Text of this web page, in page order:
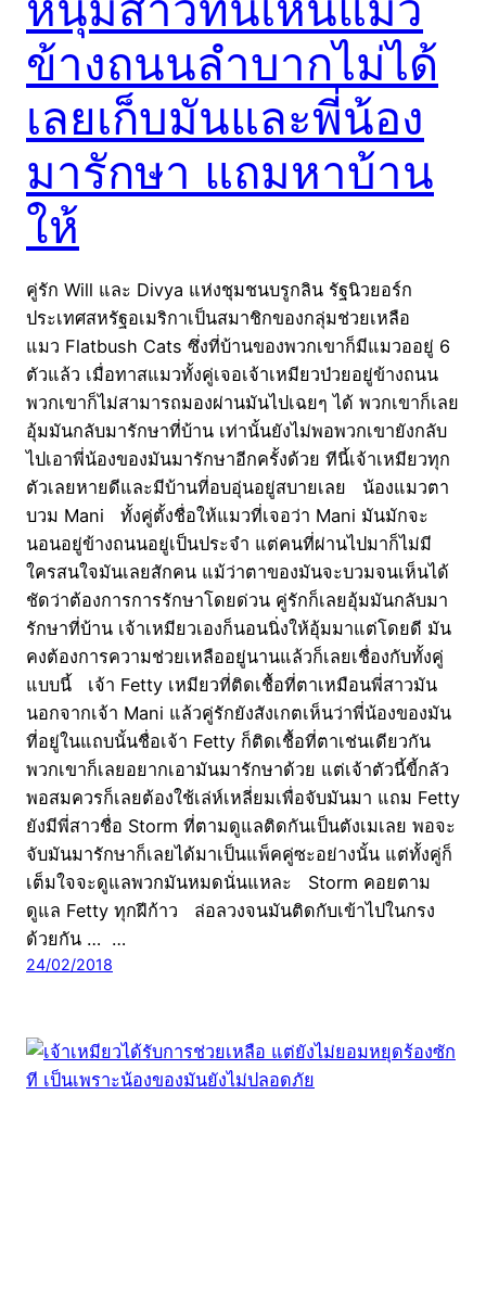
ข้างถนนลำบากไม่ได้
เลยเก็บมันและพี่น้อง
มารักษา แถมหาบ้าน
ให้
คู่รัก Will และ Divya แห่งชุมชนบรูกลิน รัฐนิวยอร์ก
ประเทศสหรัฐอเมริกาเป็นสมาชิกของกลุ่มช่วยเหลือ
แมว Flatbush Cats ซึ่งที่บ้านของพวกเขาก็มีแมวออยู่ 6
ตัวแล้ว เมื่อทาสแมวทั้งคู่เจอเจ้าเหมียวป่วยอยู่ข้างถนน
พวกเขาก็ไม่สามารถมองผ่านมันไปเฉยๆ ได้ พวกเขาก็เลย
อุ้มมันกลับมารักษาที่บ้าน เท่านั้นยังไม่พอพวกเขายังกลับ
ไปเอาพี่น้องของมันมารักษาอีกครั้งด้วย ทีนี้เจ้าเหมียวทุก
ตัวเลยหายดีและมีบ้านที่อบอุ่นอยู่สบายเลย น้องแมวตา
บวม Mani ทั้งคู่ตั้งชื่อให้แมวที่เจอว่า Mani มันมักจะ
นอนอยู่ข้างถนนอยู่เป็นประจำ แต่คนที่ผ่านไปมาก็ไม่มี
ใครสนใจมันเลยสักคน แม้ว่าตาของมันจะบวมจนเห็นได้
ชัดว่าต้องการการรักษาโดยด่วน คู่รักก็เลยอุ้มมันกลับมา
รักษาที่บ้าน เจ้าเหมียวเองก็นอนนิ่งให้อุ้มมาแต่โดยดี มัน
คงต้องการความช่วยเหลืออยู่นานแล้วก็เลยเชื่องกับทั้งคู่
แบบนี้ เจ้า Fetty เหมียวที่ติดเชื้อที่ตาเหมือนพี่สาวมัน
นอกจากเจ้า Mani แล้วคู่รักยังสังเกตเห็นว่าพี่น้องของมัน
ที่อยู่ในแถบนั้นชื่อเจ้า Fetty ก็ติดเชื้อที่ตาเช่นเดียวกัน
พวกเขาก็เลยอยากเอามันมารักษาด้วย แต่เจ้าตัวนี้ขี้กลัว
พอสมควรก็เลยต้องใช้เล่ห์เหลี่ยมเพื่อจับมันมา แถม Fetty
ยังมีพี่สาวชื่อ Storm ที่ตามดูแลติดกันเป็นตังเมเลย พอจะ
จับมันมารักษาก็เลยได้มาเป็นแพ็คคู่ซะอย่างนั้น แต่ทั้งคู่ก็
เต็มใจจะดูแลพวกมันหมดนั่นแหละ Storm คอยตาม
ดูแล Fetty ทุกฝีก้าว ล่อลวงจนมันติดกับเข้าไปในกรง
ด้วยกัน … …
24/02/2018